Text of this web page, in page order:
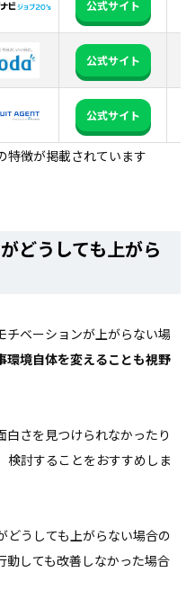
公式サイト
公式サイト
公式サイト
徴が掲載されています
どうしても上がら
チベーションが上がらない場
環境自体を変えることも視野
さを見つけられなかったり
検討することをおすすめしま
どうしても上がらない場合の
動しても改善しなかった場合